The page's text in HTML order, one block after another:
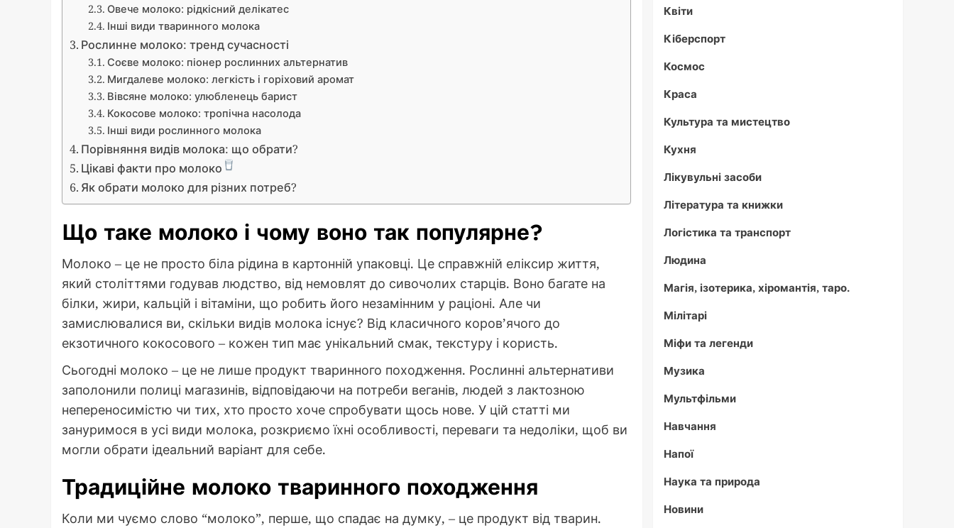
Овече молоко: рідкісний делікатес
Інші види тваринного молока
Рослинне молоко: тренд сучасності
Соєве молоко: піонер рослинних альтернатив
Мигдалеве молоко: легкість і горіховий аромат
Вівсяне молоко: улюбленець барист
Кокосове молоко: тропічна насолода
Інші види рослинного молока
Порівняння видів молока: що обрати?
Цікаві факти про молоко
Як обрати молоко для різних потреб?
Що таке молоко і чому воно так популярне?
Молоко – це не просто біла рідина в картонній упаковці. Це справжній еліксир життя,
який століттями годував людство, від немовлят до сивочолих старців. Воно багате на
білки, жири, кальцій і вітаміни, що робить його незамінним у раціоні. Але чи
замислювалися ви, скільки видів молока існує? Від класичного коров’ячого до
екзотичного кокосового – кожен тип має унікальний смак, текстуру і користь.
Сьогодні молоко – це не лише продукт тваринного походження. Рослинні альтернативи
заполонили полиці магазинів, відповідаючи на потреби веганів, людей з лактозною
непереносимістю чи тих, хто просто хоче спробувати щось нове. У цій статті ми
зануримося в усі види молока, розкриємо їхні особливості, переваги та недоліки, щоб ви
могли обрати ідеальний варіант для себе.
Традиційне молоко тваринного походження
Коли ми чуємо слово “молоко”, перше, що спадає на думку, – це продукт від тварин.
Квіти
Кіберспорт
Космос
Краса
Культура та мистецтво
Кухня
Лікувульні засоби
Література та книжки
Логістика та транспорт
Людина
Магія, ізотерика, хіромантія, таро.
Мілітарі
Міфи та легенди
Музика
Мультфільми
Навчання
Напої
Наука та природа
Новини